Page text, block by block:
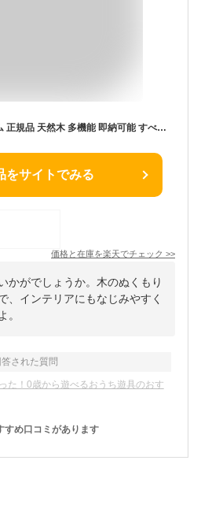
【送料無料】ジャングルジム 正規品 天然木 多機能 即納可能 すべり台 滑り台 屋内 室内用 室内遊具 大型遊具 キッズ 子供 誕生日プレゼント おもちゃ 室内ジム スロープ スライダ 組立簡単 送料無料
をサイトでみる
価格と在庫を楽天でチェック >>
かがでしょうか。木のぬくもり
、インテリアにもなじみやすく
。
答された質問
た！0歳から遊べるおうち遊具のおす
すめ口コミがあります